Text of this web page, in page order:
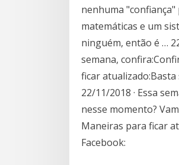
nenhuma
matemáticas e um
ninguém, então é …
semana,
ficar atualizado:Basta
22/11/2018 · Essa
nesse momento?
Maneiras para ficar
Facebook: